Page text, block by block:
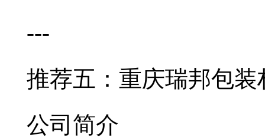
---
推荐五：重庆瑞邦包
公司简介